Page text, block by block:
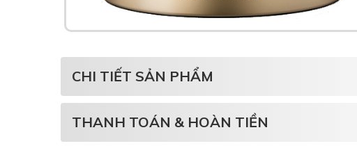
CHI TIẾT SẢN PHẨM
THANH TOÁN & HOÀN TIỀN